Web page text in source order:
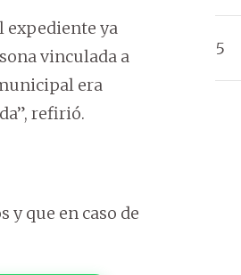
expediente ya
vinculada a
era
refirió.
y que en caso de